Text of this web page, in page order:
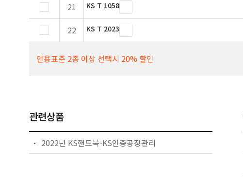
21
KS T 1058
22
KS T 2023
인용표준 2종 이상 선택시 20% 할인
관련상품
2022년 KS핸드북-KS인증공장관리